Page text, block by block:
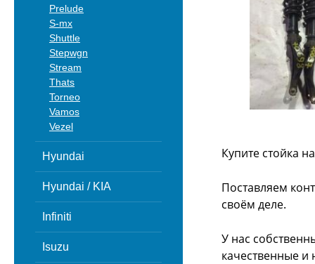
Prelude
S-mx
Shuttle
Stepwgn
Stream
Thats
Torneo
Vamos
Vezel
Hyundai
Hyundai / KIA
Infiniti
Isuzu
Купите стойка
Поставляем
своём деле.
У нас
качественные и